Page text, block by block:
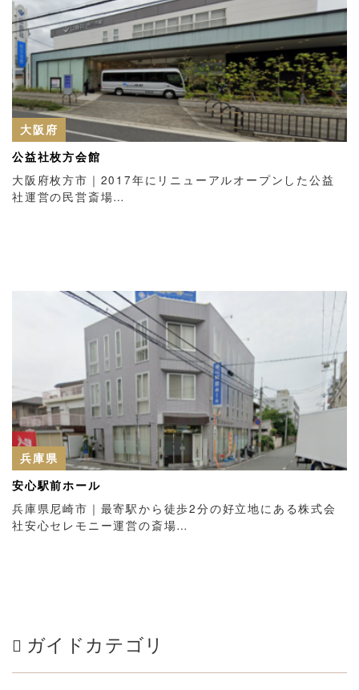
大阪府
公益社枚方会館
大阪府枚方市｜2017年にリニューアルオープンした公益
社運営の民営斎場…
兵庫県
安心駅前ホール
兵庫県尼崎市｜最寄駅から徒歩2分の好立地にある株式会
社安心セレモニー運営の斎場…
ガイドカテゴリ